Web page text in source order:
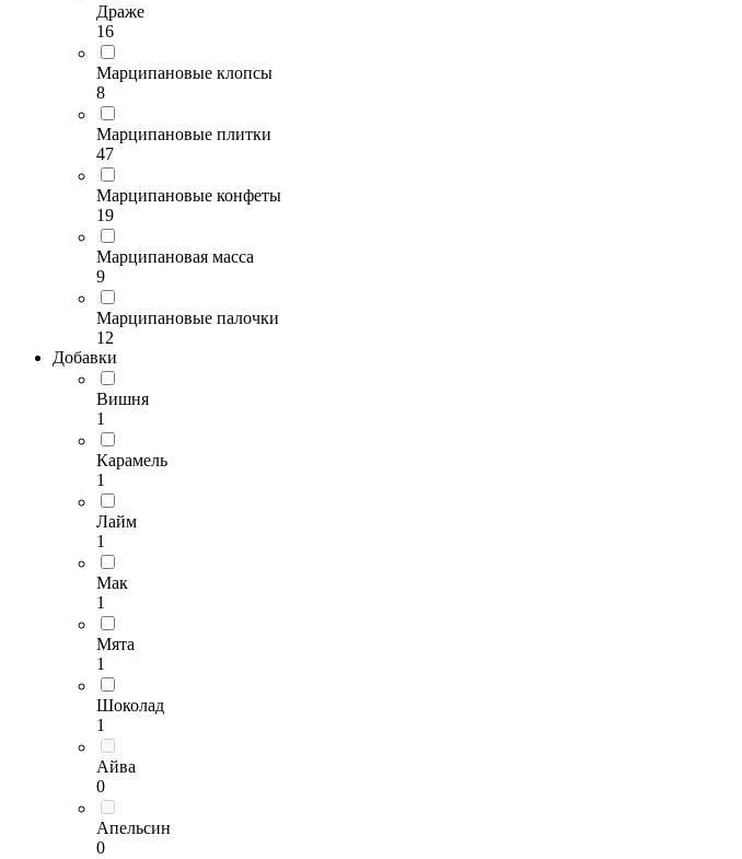
Драже
16
Марципановые клопсы
8
Марципановые плитки
47
Марципановые конфеты
19
Марципановая масса
9
Марципановые палочки
12
Добавки
Вишня
1
Карамель
1
Лайм
1
Мак
1
Мята
1
Шоколад
1
Айва
0
Апельсин
0